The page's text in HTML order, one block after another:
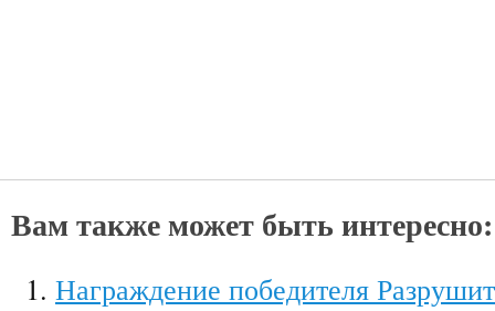
Вам также может быть интересно:
Награждение победителя